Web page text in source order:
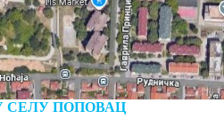
СЕЛУ ПОПОВАЦ